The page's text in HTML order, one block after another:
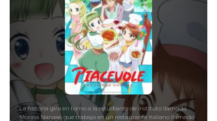
La historia gira en torno a la estudiante de instituto llamada
Morina Nanase, que trabaja en un restaurante italiano llamado